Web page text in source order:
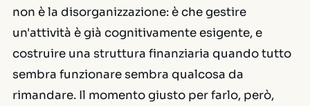
non è la disorganizzazione: è che gestire
un'attività è già cognitivamente esigente, e
costruire una struttura finanziaria quando tutto
sembra funzionare sembra qualcosa da
rimandare. Il momento giusto per farlo, però,